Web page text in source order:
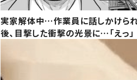
実家解体中…作業員に話しかけら
後、目撃した衝撃の光景に…「えっ」